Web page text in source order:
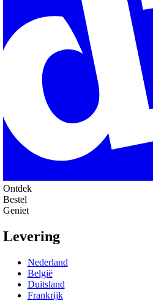
Ontdek
Bestel
Geniet
Levering
Nederland
België
Duitsland
Frankrijk